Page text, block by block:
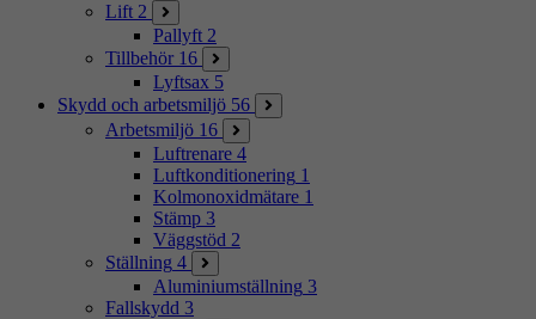
Lift 2
Pallyft 2
Tillbehör 16
Lyftsax 5
Skydd och arbetsmiljö 56
Arbetsmiljö 16
Luftrenare 4
Luftkonditionering 1
Kolmonoxidmätare 1
Stämp 3
Väggstöd 2
Ställning 4
Aluminiumställning 3
Fallskydd 3